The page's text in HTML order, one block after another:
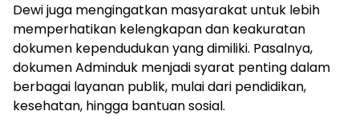
Dewi juga mengingatkan masyarakat untuk lebih
memperhatikan kelengkapan dan keakuratan
dokumen kependudukan yang dimiliki. Pasalnya,
dokumen Adminduk menjadi syarat penting dalam
berbagai layanan publik, mulai dari pendidikan,
kesehatan, hingga bantuan sosial.